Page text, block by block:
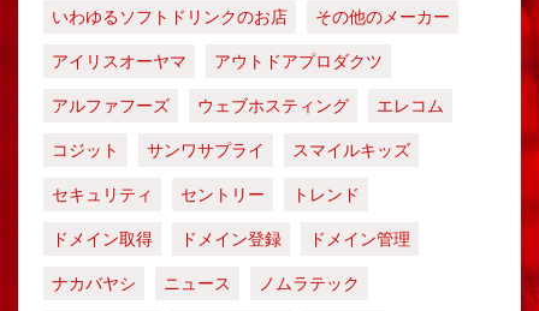
いわゆるソフトドリンクのお店
その他のメーカー
アイリスオーヤマ
アウトドアプロダクツ
アルファフーズ
ウェブホスティング
エレコム
コジット
サンワサプライ
スマイルキッズ
セキュリティ
セントリー
トレンド
ドメイン取得
ドメイン登録
ドメイン管理
ナカバヤシ
ニュース
ノムラテック